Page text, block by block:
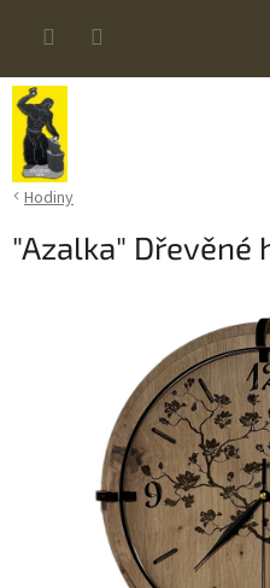
Hodiny
"Azalka" Dřevěné